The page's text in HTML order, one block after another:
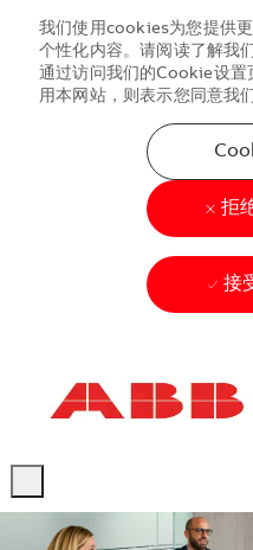
我们使用cookies为您提供
个性化内容。请阅读了解我
通过访问我们的Cookie设置
用本网站，则表示您同意我
拒
接